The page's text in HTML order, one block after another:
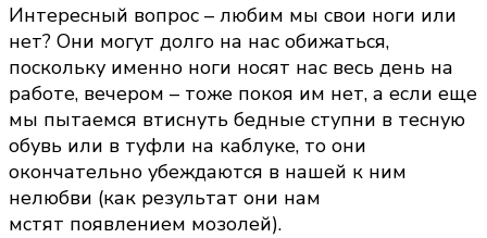
Интересный вопрос – любим мы свои ноги или
нет? Они могут долго на нас обижаться,
поскольку именно ноги носят нас весь день на
работе, вечером – тоже покоя им нет, а если еще
мы пытаемся втиснуть бедные ступни в тесную
обувь или в туфли на каблуке, то они
окончательно убеждаются в нашей к ним
нелюбви (как результат они нам
мстят появлением мозолей).